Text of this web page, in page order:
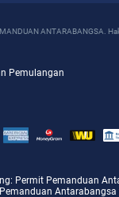
ANTARABANGSA.
Pemulangan
: Permit Pemanduan